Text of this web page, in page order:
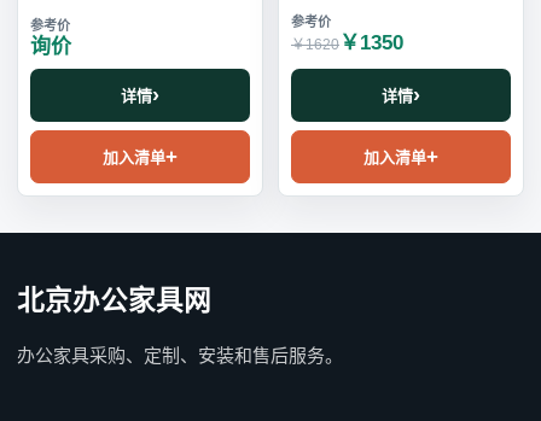
询价
详情
加入清单
￥1620 ￥1350
详情
加入清单
北京办公家具网
办公家具采购、定制、安装和售后服务。